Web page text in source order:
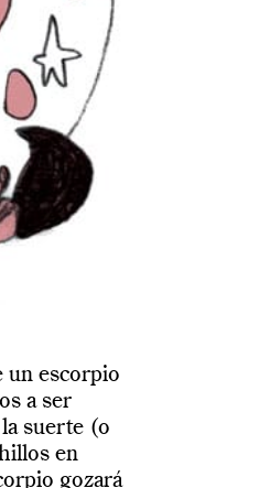
un escorpio
a ser
suerte (o
en
gozará